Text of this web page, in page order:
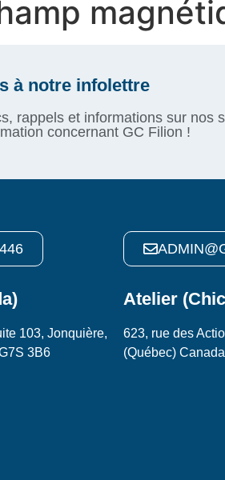
à notre infolettre
rappels et informations sur nos
concernant GC Filion !
103, Jonquière,
3B6
Atelier
623, rue des
(Québec)